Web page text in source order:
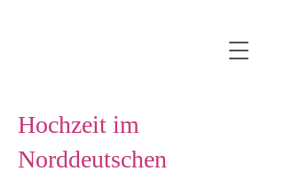
Hochzeit im
Norddeutschen